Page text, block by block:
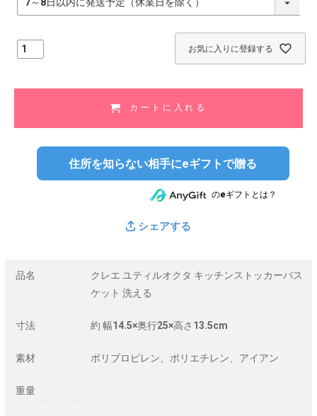
必
お気に入りに登録する
カートに入れる
住所を知らない相手にeギフトで贈る
のeギフトとは？
シェアする
品名
クレエ ユティルオクタ キッチンストッカーバス
ケット 洗える
寸法 約 幅14.5×奥行25×高さ13.5cm
素材 ポリプロピレン、ポリエチレン、アイアン
重量